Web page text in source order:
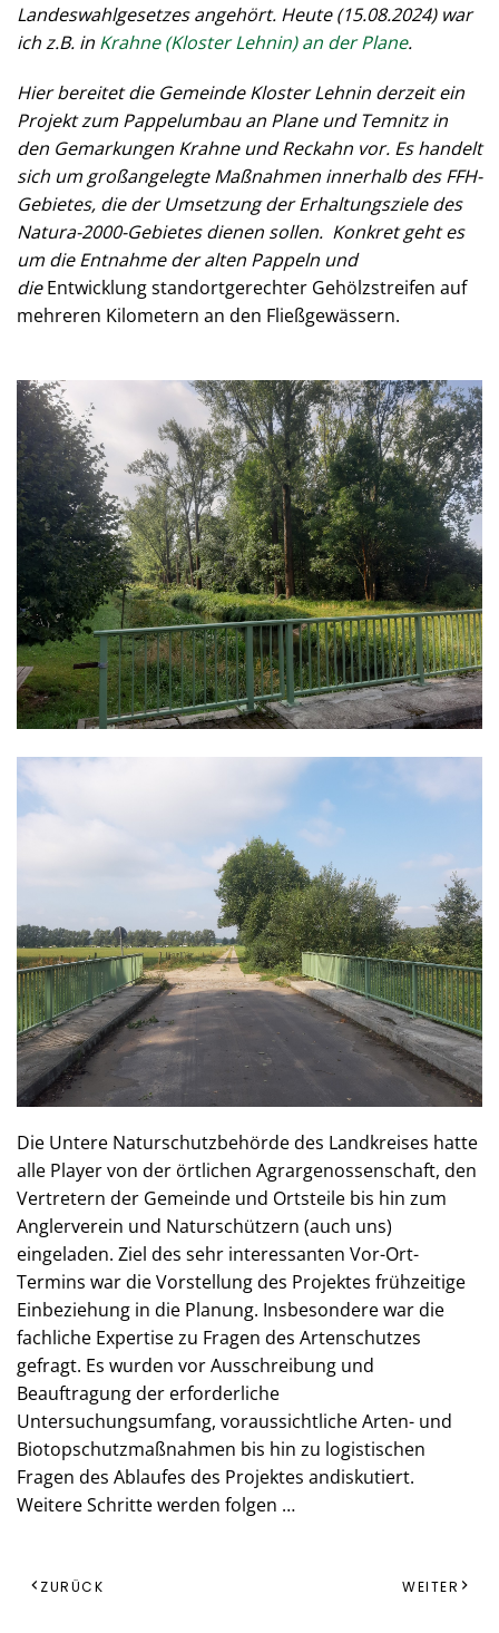
Landeswahlgesetzes angehört. Heute (15.08.2024) war
ich z.B. in Krahne (Kloster Lehnin) an der Plane.
Hier bereitet die Gemeinde Kloster Lehnin derzeit ein
Projekt zum Pappelumbau an Plane und Temnitz in
den Gemarkungen Krahne und Reckahn vor. Es handelt
sich um großangelegte Maßnahmen innerhalb des FFH-
Gebietes, die der Umsetzung der Erhaltungsziele des
Natura-2000-Gebietes dienen sollen. Konkret geht es
um die Entnahme der alten Pappeln und
dieEntwicklung standortgerechter Gehölzstreifen auf
mehreren Kilometern an den Fließgewässern.
Die Untere Naturschutzbehörde des Landkreises hatte
alle Player von der örtlichen Agrargenossenschaft, den
Vertretern der Gemeinde und Ortsteile bis hin zum
Anglerverein und Naturschützern (auch uns)
eingeladen. Ziel des sehr interessanten Vor-Ort-
Termins war die Vorstellung des Projektes frühzeitige
Einbeziehung in die Planung. Insbesondere war die
fachliche Expertise zu Fragen des Artenschutzes
gefragt. Es wurden vor Ausschreibung und
Beauftragung der erforderliche
Untersuchungsumfang, voraussichtliche Arten- und
Biotopschutzmaßnahmen bis hin zu logistischen
Fragen des Ablaufes des Projektes andiskutiert.
Weitere Schritte werden folgen …
ZURÜCK WEITER